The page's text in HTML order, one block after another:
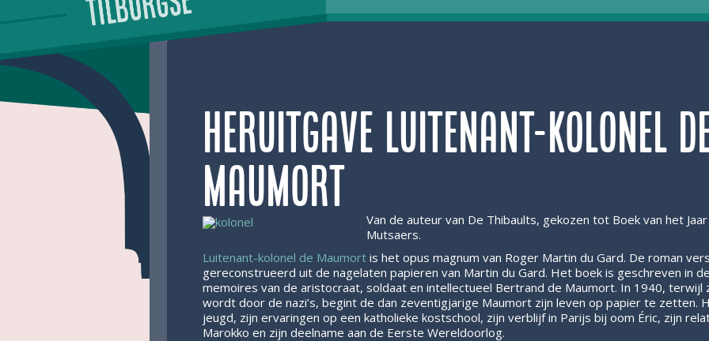
Heruitgave Luitenant-kolonel
Maumort
Van de auteur van De Thibaults, gekozen tot Boek van het
Mutsaers.
Luitenant-kolonel de Maumort is het opus magnum van Roger Martin du Gard. De roman
gereconstrueerd uit de nagelaten papieren van Martin du Gard. Het boek is geschreven in
memoires van de aristocraat, soldaat en intellectueel Bertrand de Maumort. In 1940,
wordt door de nazi’s, begint de dan zeventigjarige Maumort zijn leven op papier te zetten.
jeugd, zijn ervaringen op een katholieke kostschool, zijn verblijf in Parijs bij oom Éric, zijn
Marokko en zijn deelname aan de Eerste Wereldoorlog.